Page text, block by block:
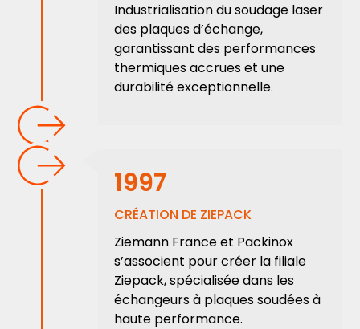
Industrialisation du soudage laser
des plaques d’échange,
garantissant des performances
thermiques accrues et une
durabilité exceptionnelle.
1997
CRÉATION DE ZIEPACK
Ziemann France et Packinox
s’associent pour créer la filiale
Ziepack, spécialisée dans les
échangeurs à plaques soudées à
haute performance.